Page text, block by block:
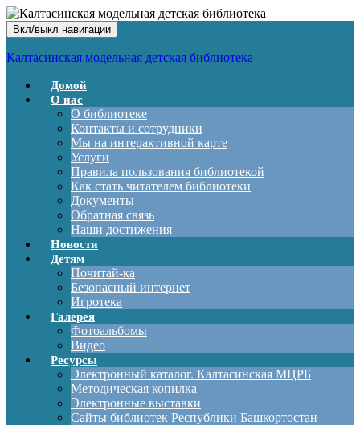
Вкл/выкл навигации
Калтасинская модельная детская библиотека
Домой
О нас
О библиотеке
Контакты и сотрудники
Мы на интерактивной карте
Услуги
Правила пользования библиотекой
Как стать читателем библиотеки
Документы
Обратная связь
Наши достижения
Новости
Детям
Почитай-ка
Безопасный интернет
Игротека
Галерея
Фотоальбомы
Видео
Ресурсы
Электронный каталог. Калтасинская МЦРБ
Методическая копилка
Электронные выставки
Сайты библиотек Республики Башкортостан